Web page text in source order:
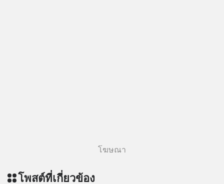
โฆษณา
โพสต์ที่เกี่ยวข้อง